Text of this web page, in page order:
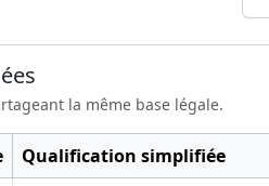
la même base légale.
Qualification simplifiée